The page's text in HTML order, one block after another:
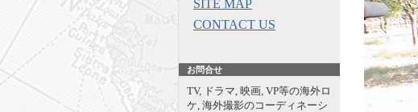
SITE MAP
CONTACT US
お問合せ
TV, ドラマ, 映画, VP等の海外ロ
ケ, 海外撮影のコーディネーシ